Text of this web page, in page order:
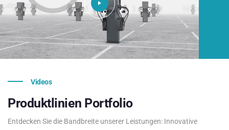
Videos
Produktlinien Portfolio
Entdecken Sie die Bandbreite unserer Leistungen: Innovative